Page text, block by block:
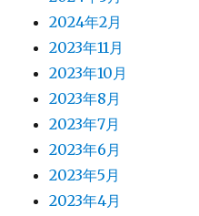
2024年2月
2023年11月
2023年10月
2023年8月
2023年7月
2023年6月
2023年5月
2023年4月